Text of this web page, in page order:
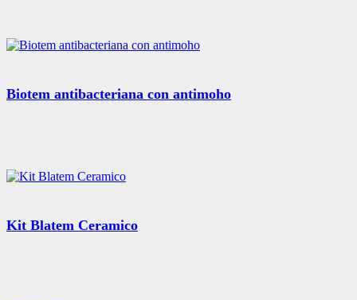
Biotem antibacteriana con antimoho
Kit Blatem Ceramico